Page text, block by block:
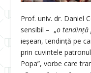
Prof. univ. dr. Daniel
sensibil – „o tendință
ieșean, tendință pe
prin cuvintele
Popa”, vorbe care